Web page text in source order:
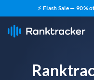
⚡ Flash Sale — 90%